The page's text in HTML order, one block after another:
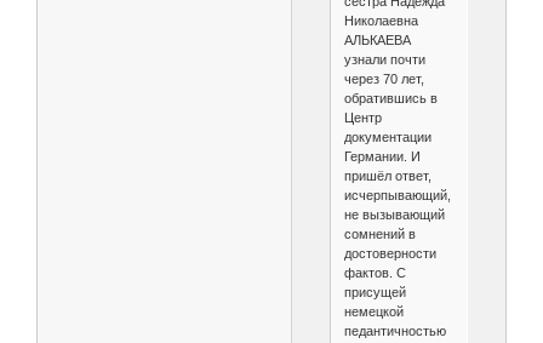
Николаевна
АЛЬКАЕВА
узнали почти
через 70 лет,
обратившись в
Центр
документации
Германии. И
пришёл ответ,
исчерпывающий,
не вызывающий
сомнений в
достоверности
фактов. С
присущей
немецкой
педантичностью